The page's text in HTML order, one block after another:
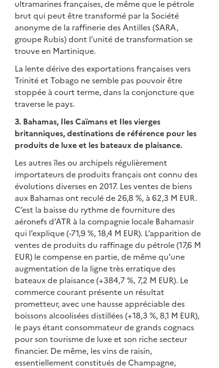
ultramarines françaises, de même que le pétrole
brut qui peut être transformé par la Société
anonyme de la raffinerie des Antilles (SARA,
groupe Rubis) dont l’unité de transformation se
trouve en Martinique.
La lente dérive des exportations françaises vers
Trinité et Tobago ne semble pas pouvoir être
stoppée à court terme, dans la conjoncture que
traverse le pays.
3. Bahamas, Iles Caïmans et Iles vierges
britanniques, destinations de référence pour les
produits de luxe et les bateaux de plaisance.
Les autres îles ou archipels régulièrement
importateurs de produits français ont connu des
évolutions diverses en 2017. Les ventes de biens
aux Bahamas ont reculé de 26,8 %, à 62,3 M EUR.
C’est la baisse du rythme de fourniture des
aéronefs d’ATR à la compagnie locale Bahamasir
qui l’explique (-71,9 %, 18,4 M EUR). L’apparition de
ventes de produits du raffinage du pétrole (17,6 M
EUR) le compense en partie, de même qu’une
augmentation de la ligne très erratique des
bateaux de plaisance (+384,7 %, 7,2 M EUR). Le
commerce courant présente un résultat
prometteur, avec une hausse appréciable des
boissons alcoolisées distillées (+18,3 %, 8,1 M EUR),
le pays étant consommateur de grands cognacs
pour son tourisme de luxe et son riche secteur
financier. De même, les vins de raisin,
essentiellement constitués de Champagne,